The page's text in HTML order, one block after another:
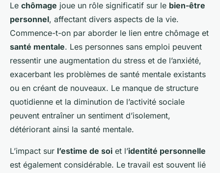
Aaron•20 décembre 2024•5 min de lecture
Le chômage joue un rôle significatif sur le bien-être
personnel, affectant divers aspects de la vie.
Commence-t-on par aborder le lien entre chômage et
santé mentale. Les personnes sans emploi peuvent
ressentir une augmentation du stress et de l’anxiété,
exacerbant les problèmes de santé mentale existants
ou en créant de nouveaux. Le manque de structure
quotidienne et la diminution de l’activité sociale
peuvent entraîner un sentiment d’isolement,
détériorant ainsi la santé mentale.
L’impact sur l’estime de soi et l’identité personnelle
est également considérable. Le travail est souvent lié